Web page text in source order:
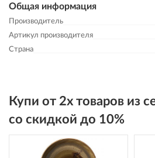
Общая информация
Производитель
Артикул производителя
Страна
Купи от 2х товаров из
со скидкой до 10%